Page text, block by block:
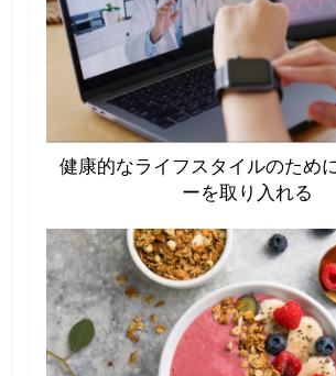
健康的なライフスタイルのため
ーを取り入れる